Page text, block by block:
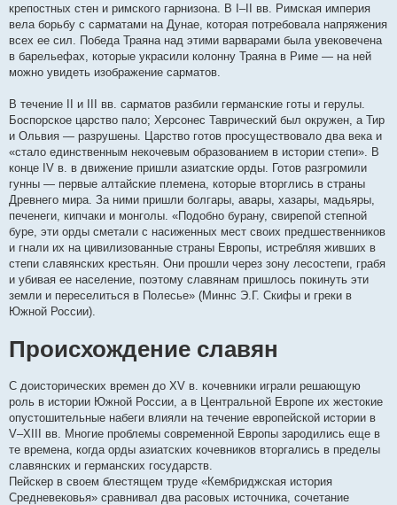
крепостных стен и римского гарнизона. В I–II вв. Римская империя
вела борьбу с сарматами на Дунае, которая потребовала напряжения
всех ее сил. Победа Траяна над этими варварами была увековечена
в барельефах, которые украсили колонну Траяна в Риме — на ней
можно увидеть изображение сарматов.
В течение II и III вв. сарматов разбили германские готы и герулы.
Боспорское царство пало; Херсонес Таврический был окружен, а Тир
и Ольвия — разрушены. Царство готов просуществовало два века и
«стало единственным некочевым образованием в истории степи». В
конце IV в. в движение пришли азиатские орды. Готов разгромили
гунны — первые алтайские племена, которые вторглись в страны
Древнего мира. За ними пришли болгары, авары, хазары, мадьяры,
печенеги, кипчаки и монголы. «Подобно бурану, свирепой степной
буре, эти орды сметали с насиженных мест своих предшественников
и гнали их на цивилизованные страны Европы, истребляя живших в
степи славянских крестьян. Они прошли через зону лесостепи, грабя
и убивая ее население, поэтому славянам пришлось покинуть эти
земли и переселиться в Полесье» (Миннс Э.Г. Скифы и греки в
Южной России).
Происхождение славян
С доисторических времен до XV в. кочевники играли решающую
роль в истории Южной России, а в Центральной Европе их жестокие
опустошительные набеги влияли на течение европейской истории в
V–XIII вв. Многие проблемы современной Европы зародились еще в
те времена, когда орды азиатских кочевников вторгались в пределы
славянских и германских государств.
Пейскер в своем блестящем труде «Кембриджская история
Средневековья» сравнивал два расовых источника, сочетание